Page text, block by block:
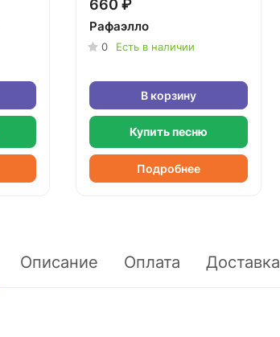
660 ₽
Рафаэлло
0 Есть в наличии
В корзину
Купить песню
Подробнее
Описание Оплата Доставка